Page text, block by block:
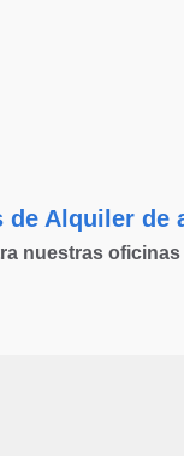
de Alquiler de
nuestras